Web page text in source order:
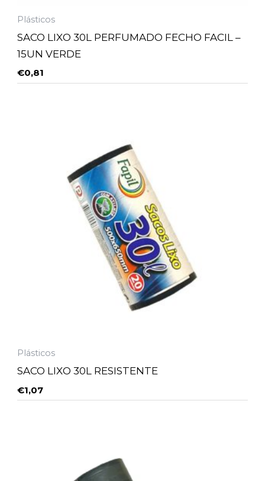
Plásticos
SACO LIXO 30L PERFUMADO FECHO FACIL –
15UN VERDE
€0,81
Plásticos
SACO LIXO 30L RESISTENTE
€1,07